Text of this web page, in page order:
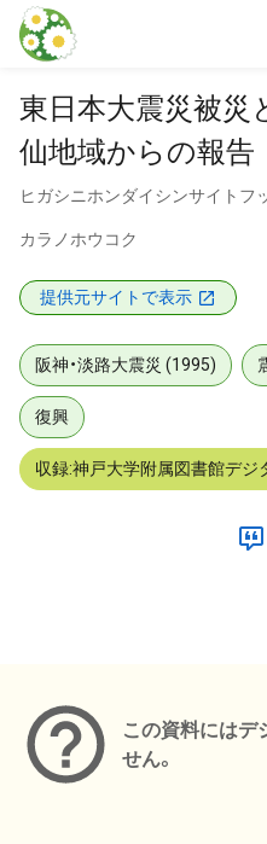
本文に飛ぶ
東日本大震災被災
仙地域からの報告
ヒガシニホンダイシンサイトフ
カラノホウコク
提供元サイトで表示
阪神・淡路大震災 (1995)
復興
収録:神戸大学附属図書館デジ
この資料にはデ
せん。